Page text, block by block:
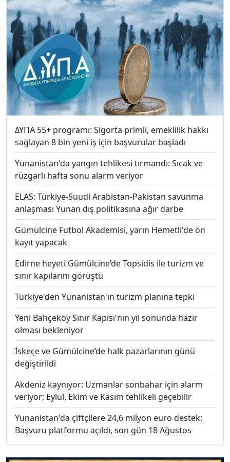
ΔΥΠΑ 55+ programı: Sigorta primli, emeklilik hakkı
sağlayan 8 bin yeni iş için başvurular başladı
Yunanistan'da yangın tehlikesi tırmandı: Sıcak ve
rüzgarlı hafta sonu alarm veriyor
ELAS: Türkiye-Suudi Arabistan-Pakistan savunma
anlaşması Yunan dış politikasına ağır darbe
Gümülcine Futbol Akademisi, yarın Hemetli'de ön
kayıt yapacak
Edirne heyeti Gümülcine’de Topsidis ile turizm ve
sınır kapılarını görüştü
Türkiye'den Yunanistan'ın turizm planına tepki
Yeni Bahçeköy Sınır Kapısı'nın yıl sonunda hazır
olması bekleniyor
İskeçe ve Gümülcine’de halk pazarlarının günü
değiştirildi
Akdeniz kaynıyor: Uzmanlar sonbahar için alarm
veriyor; Eylül, Ekim ve Kasım tehlikeli geçebilir
Yunanistan'da çiftçilere 24,6 milyon euro destek:
Başvuru platformu açıldı, son gün 18 Ağustos